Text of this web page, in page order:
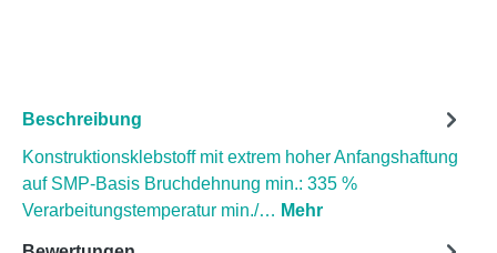
Beschreibung
Konstruktionsklebstoff mit extrem hoher Anfangshaftung
auf SMP-Basis Bruchdehnung min.: 335 %
Verarbeitungstemperatur min./… Mehr